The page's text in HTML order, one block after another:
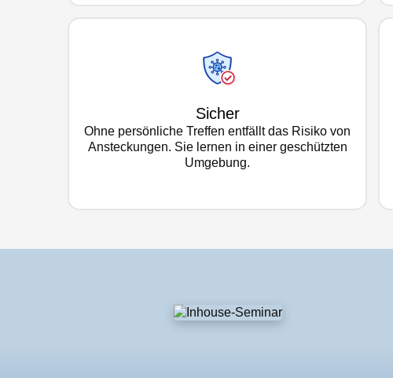
Sicher
Ohne persönliche Treffen entfällt das Risiko von
Ansteckungen. Sie lernen in einer geschützten
Umgebung.